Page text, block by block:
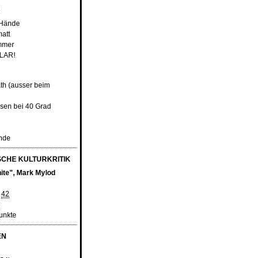
(ausser beim
bei 40 Grad
KULTURKRITIK
Mark Mylod
42